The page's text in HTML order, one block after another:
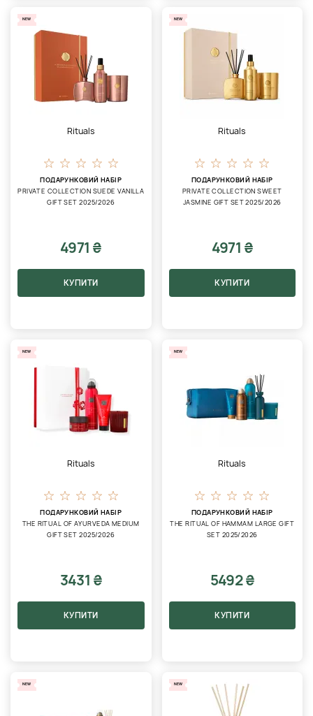
NEW
Rituals
ПОДАРУНКОВИЙ НАБІР
PRIVATE COLLECTION SUEDE VANILLA
GIFT SET 2025/2026
4971 ₴
КУПИТИ
NEW
Rituals
ПОДАРУНКОВИЙ НАБІР
PRIVATE COLLECTION SWEET
JASMINE GIFT SET 2025/2026
4971 ₴
КУПИТИ
NEW
Rituals
ПОДАРУНКОВИЙ НАБІР
THE RITUAL OF AYURVEDA MEDIUM
GIFT SET 2025/2026
3431 ₴
КУПИТИ
NEW
Rituals
ПОДАРУНКОВИЙ НАБІР
THE RITUAL OF HAMMAM LARGE GIFT
SET 2025/2026
5492 ₴
КУПИТИ
NEW NEW